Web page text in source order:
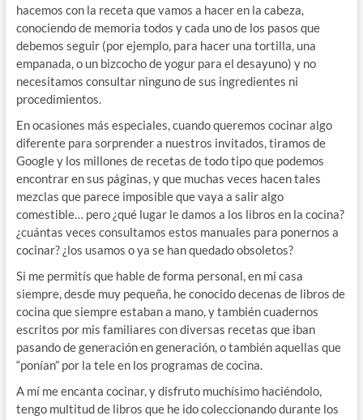
hacemos con la receta que vamos a hacer en la cabeza,
conociendo de memoria todos y cada uno de los pasos que
debemos seguir (por ejemplo, para hacer una tortilla, una
empanada, o un bizcocho de yogur para el desayuno) y no
necesitamos consultar ninguno de sus ingredientes ni
procedimientos.
En ocasiones más especiales, cuando queremos cocinar algo
diferente para sorprender a nuestros invitados, tiramos de
Google y los millones de recetas de todo tipo que podemos
encontrar en sus páginas, y que muchas veces hacen tales
mezclas que parece imposible que vaya a salir algo
comestible… pero ¿qué lugar le damos a los libros en la cocina?
¿cuántas veces consultamos estos manuales para ponernos a
cocinar? ¿los usamos o ya se han quedado obsoletos?
Si me permitís que hable de forma personal, en mi casa
siempre, desde muy pequeña, he conocido decenas de libros de
cocina que siempre estaban a mano, y también cuadernos
escritos por mis familiares con diversas recetas que iban
pasando de generación en generación, o también aquellas que
“ponían” por la tele en los programas de cocina.
A mí me encanta cocinar, y disfruto muchísimo haciéndolo,
tengo multitud de libros que he ido coleccionando durante los